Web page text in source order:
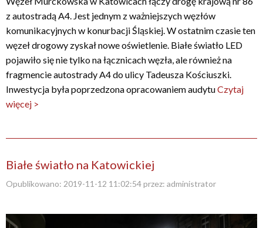
z autostradą A4. Jest jednym z ważniejszych węzłów
komunikacyjnych w konurbacji Śląskiej. W ostatnim czasie ten
węzeł drogowy zyskał nowe oświetlenie. Białe światło LED
pojawiło się nie tylko na łącznicach węzła, ale również na
fragmencie autostrady A4 do ulicy Tadeusza Kościuszki.
Inwestycja była poprzedzona opracowaniem audytuCzytaj
więcej >
Białe światło na Katowickiej
Opublikowano: 2019-11-12 11:02:54przez: administrator